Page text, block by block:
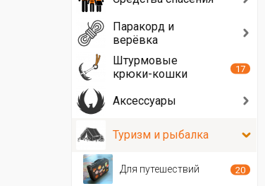
Паракорд и
верёвка
Штурмовые
крюки-кошки
17
Аксессуары
Туризм и рыбалка
Для путешествий 20